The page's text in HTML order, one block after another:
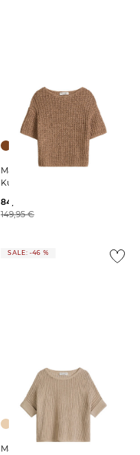
Marc O'Polo | Damen
Kurzarmstrickpullover
84,95 €
149,95 €
SALE: -46 %
Marc O'Polo | Damen